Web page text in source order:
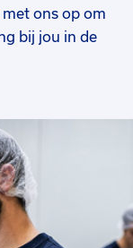
met ons op om
bij jou in de